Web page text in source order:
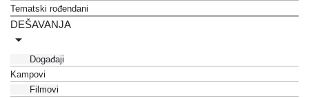
Tematski rođendani
DEŠAVANJA
Događaji
Kampovi
Filmovi